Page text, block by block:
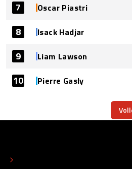
7 Oscar Piastri
8 Isack Hadjar
9 Liam Lawson
10 Pierre Gasly